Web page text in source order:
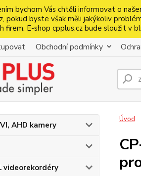
bychom Vás chtěli informovat o
pokud byste však měli jakýkoliv
firem. E-shop cpplus.cz bude sloužit v
Obchodní podmínky
AHD kamery
videorekordéry
Úvod